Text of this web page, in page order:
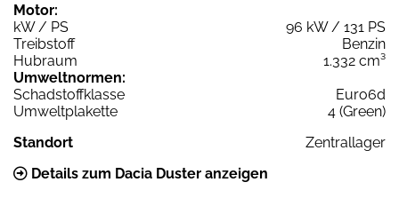
Motor:
kW / PS
96 kW / 131 PS
Treibstoff
Benzin
Hubraum
1.332 cm³
Umweltnormen:
Schadstoffklasse
Euro6d
Umweltplakette
4 (Green)
Standort
Zentrallager
Details zum Dacia Duster anzeigen